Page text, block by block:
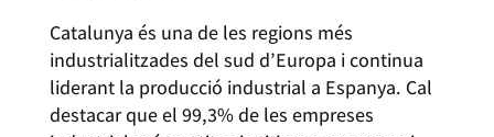
Catalunya és una de les regions més
industrialitzades del sud d’Europa i continua
liderant la producció industrial a Espanya. Cal
destacar que el 99,3% de les empreses